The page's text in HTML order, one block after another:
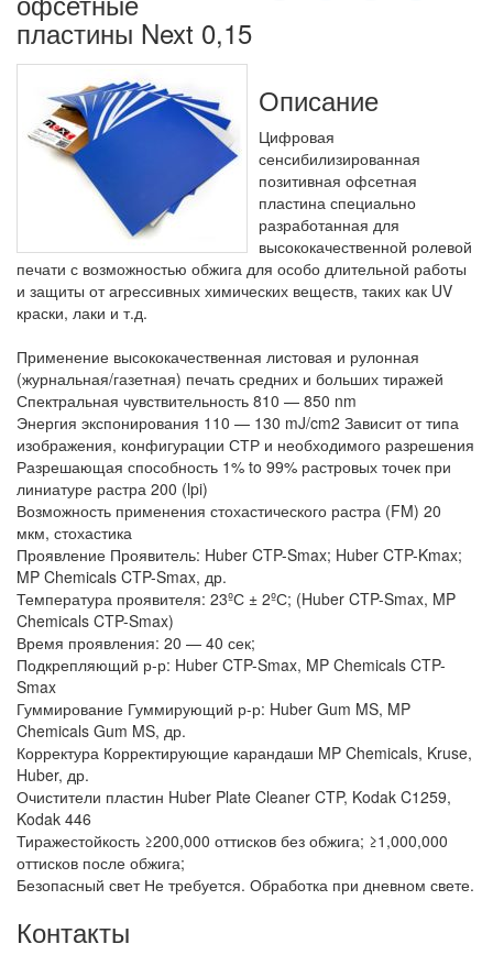
пластины Next 0,15
Описание
Цифровая
сенсибилизированная
позитивная офсетная
пластина специально
разработанная для
высококачественной ролевой
печати с возможностью обжига для особо длительной работы
и защиты от агрессивных химических веществ, таких как UV
краски, лаки и т.д.
Применение высококачественная листовая и рулонная
(журнальная/газетная) печать средних и больших тиражей
Спектральная чувствительность 810 — 850 nm
Энергия экспонирования 110 — 130 mJ/cm2 Зависит от типа
изображения, конфигурации СТР и необходимого разрешения
Разрешающая способность 1% to 99% растровых точек при
линиатуре растра 200 (lpi)
Возможность применения стохастического растра (FM) 20
мкм, стохастика
Проявление Проявитель: Huber CTP-Smax; Huber CTP-Kmax;
MP Chemicals CTP-Smax, др.
Температура проявителя: 23ºС ± 2ºС; (Huber CTP-Smax, MP
Chemicals CTP-Smax)
Время проявления: 20 — 40 сек;
Подкрепляющий р-р: Huber CTP-Smax, MP Chemicals CTP-
Smax
Гуммирование Гуммирующий р-р: Huber Gum MS, MP
Chemicals Gum MS, др.
Корректура Корректирующие карандаши MP Chemicals, Kruse,
Huber, др.
Очистители пластин Huber Plate Cleaner CTP, Kodak C1259,
Kodak 446
Тиражестойкость ≥200,000 оттисков без обжига; ≥1,000,000
оттисков после обжига;
Безопасный свет Не требуется. Обработка при дневном свете.
Контакты